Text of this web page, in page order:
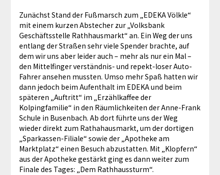
Zunächst Stand der Fußmarsch zum „EDEKA Völkle“
mit einem kurzen Abstecher zur „Volksbank
Geschäftsstelle Rathhausmarkt“ an. Ein Weg der uns
entlang der Straßen sehr viele Spender brachte, auf
dem wir uns aber leider auch – mehr als nur ein Mal –
den Mittelfinger verständnis- und repekt-loser Auto-
Fahrer ansehen mussten. Umso mehr Spaß hatten wir
dann jedoch beim Aufenthalt im EDEKA und beim
späteren „Auftritt“ im „Erzählkaffee der
Kolpingfamilie“ in den Räumlichkeiten der Anne-Frank
Schule in Busenbach. Ab dort führte uns der Weg
wieder direkt zum Rathahausmarkt, um der dortigen
„Sparkassen-Filiale“ sowie der „Apotheke am
Marktplatz“ einen Besuch abzustatten. Mit „Klopfern“
aus der Apotheke gestärkt ging es dann weiter zum
Finale des Tages: „Dem Rathhaussturm“.